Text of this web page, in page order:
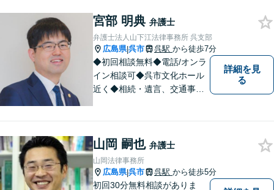
くなるような事務所作りを心
がけています。一人で悩ま
ず、お気軽にご相談下さい。
宮部 明典 弁護士
弁護士法人山下江法律事務所 呉支部
広島県|呉市 呉駅 から徒歩7分
◆初回相談無料◆電話/オンラ
イン相談可◆呉市文化ホール
近く◆相続・遺言、交通事
など。話しにくいことも安心
してご相談ください。あなた
の気持ちに寄り添い、丁寧に
お応えします。
詳細を見
る
山岡 嗣也 弁護士
山岡法律事務所
広島県|呉市 呉駅 から徒歩5分
初回30分無料相談がありま